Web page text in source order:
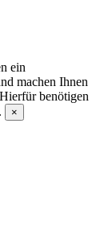
ein
machen Ihnen
benötigen
×